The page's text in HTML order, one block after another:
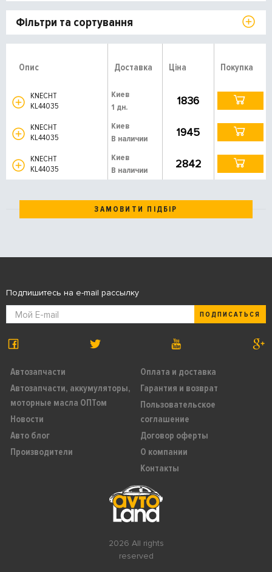
Фільтри та сортування
Опис Доставка Ціна Покупка
KNECHT
KL44035
Киев
1 дн.
1836
KNECHT
KL44035
Киев
В наличии
1945
KNECHT
KL44035
Киев
В наличии
2842
ЗАМОВИТИ ПІДБІР
2026 All rights
reserved
Автозапчасти
Автозапчасти, аккумуляторы,
моторные масла ОПТом
Новости
Авто блог
Производители
Оплата и доставка
Гарантия и возврат
Пользовательское
соглашение
Договор оферты
О компании
Контакты
Подпишитесь на e-mail рассылку
ПОДПИСАТЬСЯ